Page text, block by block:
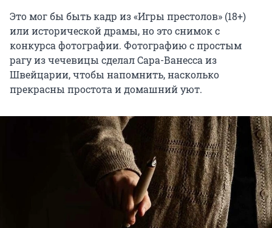
Это мог бы быть кадр из «Игры престолов» (18+)
или исторической драмы, но это снимок с
конкурса фотографии. Фотографию с простым
рагу из чечевицы сделал Сара-Ванесса из
Швейцарии, чтобы напомнить, насколько
прекрасны простота и домашний уют.